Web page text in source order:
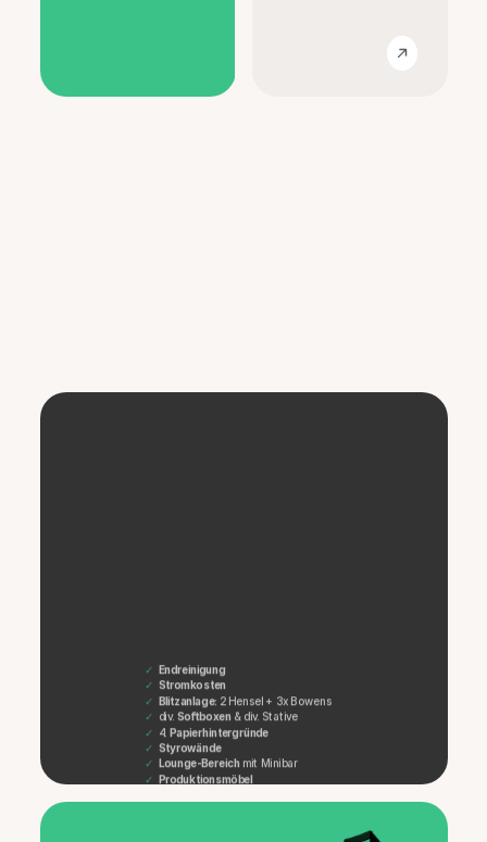
✓
Endreinigung
✓ Stromkosten
✓
Blitzanlage: 2 Hensel + 3x Bowens
✓
  div.
Softboxen & div. Stative
✓
  4.
Papierhintergründe
✓ Styrowände
✓
Lounge-Bereich mit Minibar
✓
Produktionsmöbel